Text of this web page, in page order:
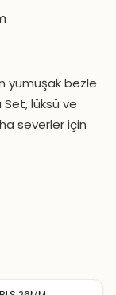
yumuşak bezle
Set, lüksü ve
severler için